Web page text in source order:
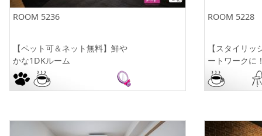
ROOM 5236
【ペット可＆ネット無料】鮮や
かな1DKルーム
ROOM 5228
【スタイリ
ートワークに